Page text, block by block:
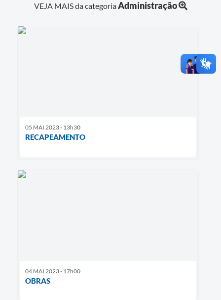
VEJA MAIS da categoriaAdministração
05 MAI 2023 - 13h30
RECAPEAMENTO
04 MAI 2023 - 17h00
OBRAS